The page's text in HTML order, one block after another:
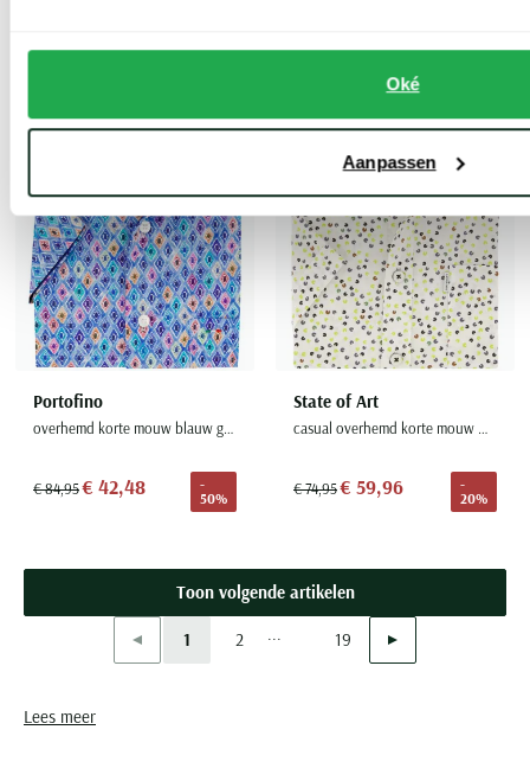
Oké
Aanpassen
Portofino
overhemd korte mouw blauw geprint katoen
€ 84,95€ 42,48
-
50%
State of Art
casual overhemd korte mouw wijde fit groen
€ 74,95€ 59,96
-
20%
Toon volgende artikelen
Vorige
1 2
Page
19 Volgende
Lees meer